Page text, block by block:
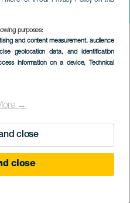
purposes:
and content measurement, audience
geolocation data, and identification
information on a device, Technical
→
close
close
concerto